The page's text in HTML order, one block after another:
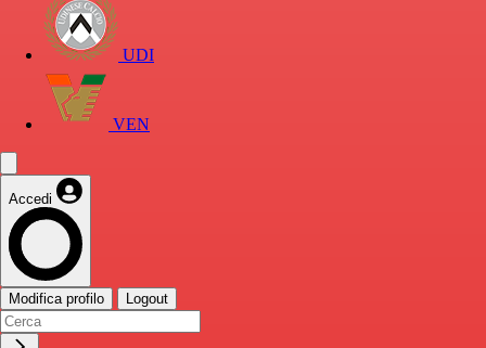
UDI
VEN
Accedi
Modifica profilo Logout